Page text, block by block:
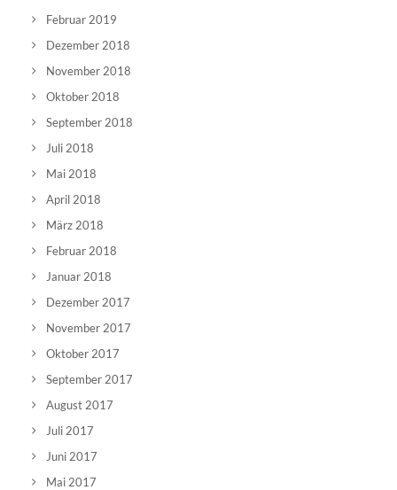
Februar 2019
Dezember 2018
November 2018
Oktober 2018
September 2018
Juli 2018
Mai 2018
April 2018
März 2018
Februar 2018
Januar 2018
Dezember 2017
November 2017
Oktober 2017
September 2017
August 2017
Juli 2017
Juni 2017
Mai 2017